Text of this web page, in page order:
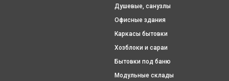
Душевые, санузлы
Офисные здания
Каркасы бытовки
Хозблоки и сараи
Бытовки под баню
Модульные склады